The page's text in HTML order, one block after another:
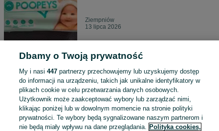
Ziempniów
13 lipca 2026
Ubranko na chrzest
86,30 zł z Pakietem Ochronnym
Ziempniów
13 lipca 2026
62 Szary
Dbamy o Twoją prywatność
My i nasi 447partnerzy przechowujemy lub uzyskujemy dostęp
do informacji na urządzeniu, takich jak unikalne identyfikatory w
plikach cookie w celu przetwarzania danych osobowych.
Użytkownik może zaakceptować wybory lub zarządzać nimi,
klikając poniżej lub w dowolnym momencie na stronie polityki
prywatności. Te wybory będą sygnalizowane naszym partnerom i
nie będą miały wpływu na dane przeglądania. Polityka cookies,